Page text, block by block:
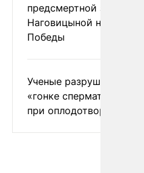
предсмертной записки
Наговицыной на пике
Победы
Ученые разрушили миф
«гонке
при оплодотворении